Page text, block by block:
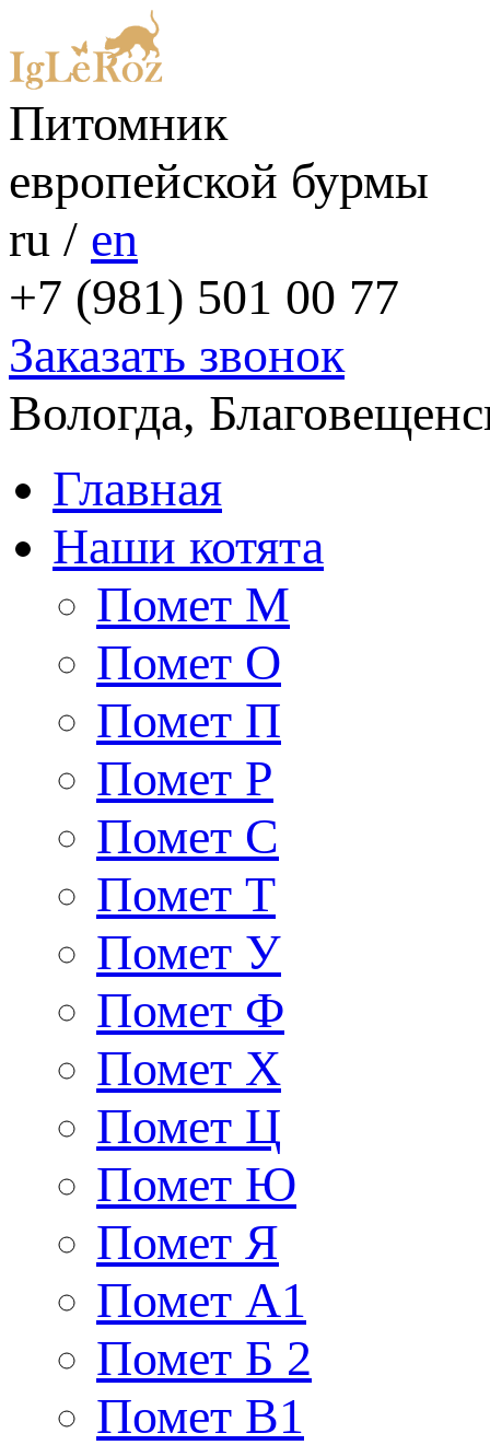
Питомник
европейской бурмы
ru / en
+7 (981) 501 00 77
Заказать звонок
Вологда,
Главная
Наши котята
Помет М
Помет О
Помет П
Помет Р
Помет С
Помет Т
Помет У
Помет Ф
Помет Х
Помет Ц
Помет Ю
Помет Я
Помет A1
Помет Б 2
Помет В1